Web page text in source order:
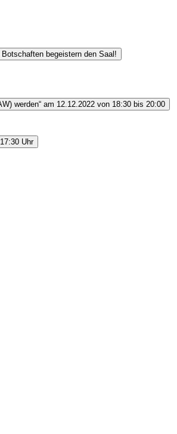
begeistern den Saal!
werden“ am 12.12.2022 von 18:30 bis 20:00
Uhr